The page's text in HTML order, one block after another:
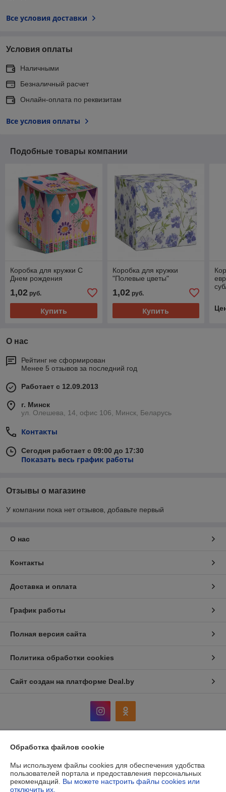
Все условия доставки
Условия оплаты
Наличными
Безналичный расчет
Онлайн-оплата по реквизитам
Все условия оплаты
Подобные товары компании
Коробка для кружки С
Днем рождения
1,02 руб.
Купить
Коробка для кружки
"Полевые цветы"
1,02руб.
Купить
О нас
Рейтинг не сформирован
Менее 5 отзывов за последний год
Работает с 12.09.2013
г. Минск
ул. Олешева, 14, офис 106, Минск, Беларусь
Контакты
Сегодня работает с 09:00 до 17:30
Показать весь график работы
Отзывы о магазине
У компании пока нет отзывов, добавьте первый
О нас
Контакты
Доставка и оплата
График работы
Полная версия сайта
Политика обработки cookies
Сайт создан на платформе Deal.by
Информация для покупателя
Юридическое лицо:Общество с ограниченной ответственностью
"ЮниСуб плюс"
Юридический адрес: РБ, 222711, г. Дзержинск, ул. Строителей, дом 2,
пом.2е
Обработка файлов cookie
Мы используем файлы cookies для обеспечения удобства
пользователей портала и предоставления персональных
рекомендаций. Вы можете настроить файлы cookies или
отключить их.